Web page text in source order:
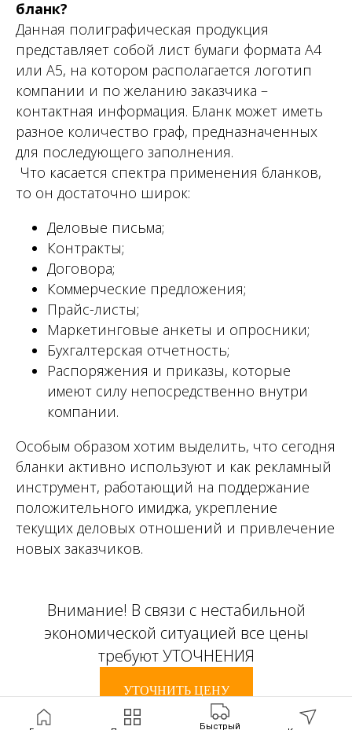
бланк?
Данная полиграфическая продукция
представляет собой лист бумаги формата А4
или А5, на котором располагается логотип
компании и по желанию заказчика –
контактная информация. Бланк может иметь
разное количество граф, предназначенных
для последующего заполнения.
Что касается спектра применения бланков,
то он достаточно широк:
Деловые письма;
Контракты;
Договора;
Коммерческие предложения;
Прайс-листы;
Маркетинговые анкеты и опросники;
Бухгалтерская отчетность;
Распоряжения и приказы, которые
имеют силу непосредственно внутри
компании.
Особым образом хотим выделить, что сегодня
бланки активно используют и как рекламный
инструмент, работающий на поддержание
положительного имиджа, укрепление
текущих деловых отношений и привлечение
новых заказчиков.
Внимание! В связи с нестабильной
экономической ситуацией все цены
требуют УТОЧНЕНИЯ
УТОЧНИТЬ ЦЕНУ
Быстрый
Быстрый